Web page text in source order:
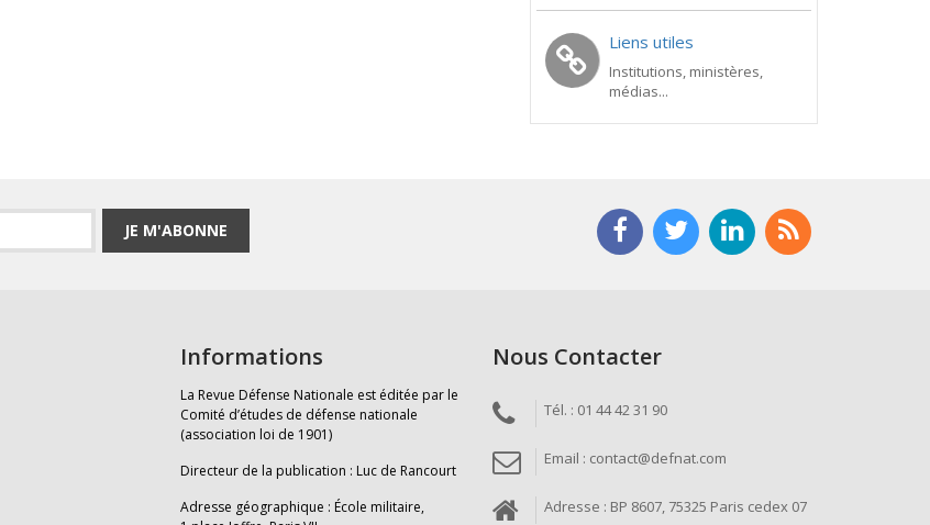
Liens utiles
Institutions, ministères,
médias...
JE M'ABONNE
Informations
La Revue Défense Nationale est éditée par le
Comité d’études de défense nationale
(association loi de 1901)
Directeur de la publication : Luc de Rancourt
Adresse géographique : École militaire,
Nous Contacter
Tél. : 01 44 42 31 90
Email : contact@defnat.com
Adresse : BP 8607, 75325 Paris cedex 07